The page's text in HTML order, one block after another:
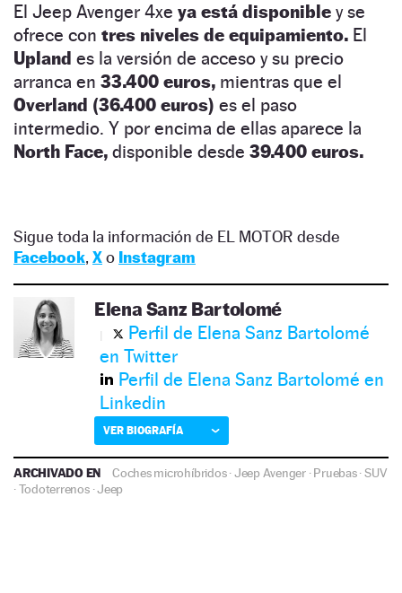
El Jeep Avenger 4xe ya está disponible y se
ofrece con tres niveles de equipamiento. El
Upland es la versión de acceso y su precio
arranca en 33.400 euros, mientras que el
Overland (36.400 euros) es el paso
intermedio. Y por encima de ellas aparece la
North Face, disponible desde 39.400 euros.
Sigue toda la información de EL MOTOR desde
Facebook, Xo Instagram
Elena Sanz Bartolomé
Perfil de Elena Sanz Bartolomé
en Twitter
Perfil de Elena Sanz Bartolomé en
Linkedin
VER BIOGRAFÍA
ARCHIVADO EN Coches microhíbridos·Jeep Avenger·Pruebas·SUV
·Todoterrenos·Jeep